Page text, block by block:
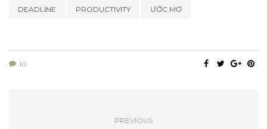
DEADLINE PRODUCTIVITY ƯỚC MƠ
10
PREVIOUS